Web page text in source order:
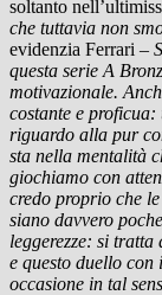
soltanto
che tuttavia non
evidenzia Ferrari –
questa serie A
motivazionale.
costante e
riguardo alla pur
sta nella mentalità
giochiamo con
credo proprio che
siano davvero
leggerezze: si
e questo duello con
occasione in tal